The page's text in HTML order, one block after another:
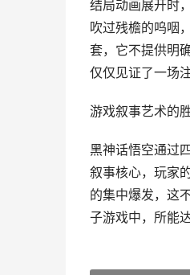
结局动画展开时
吹过残檐的呜咽
套，它不提供明
仅仅见证了一场
游戏叙事艺术的
黑神话悟空通过
叙事核心，玩家
的集中爆发，这
子游戏中，所能